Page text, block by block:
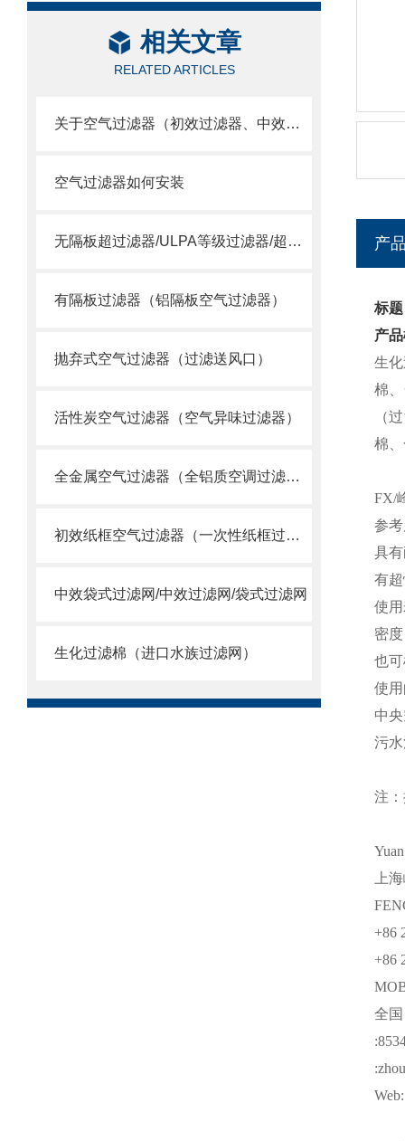
相关文章
RELATED ARTICLES
关于空气过滤器（初效过滤器、中效过滤器、空气过滤器）选用
空气过滤器如何安装
无隔板超过滤器/ULPA等级过滤器/超空气过滤器
有隔板过滤器（铝隔板空气过滤器）
抛弃式空气过滤器（过滤送风口）
活性炭空气过滤器（空气异味过滤器）
全金属空气过滤器（全铝质空调过滤网）
初效纸框空气过滤器（一次性纸框过滤网）
中效袋式过滤网/中效过滤网/袋式过滤网
生化过滤棉（进口水族过滤网）
产
标
产
生
棉
（
棉
FX/
参
具
有
使
密
也
使
中
污
注
上
+86
+86
全